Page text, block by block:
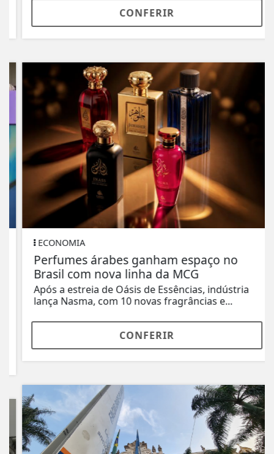
CONFERIR
ECONOMIA
Perfumes árabes ganham espaço no
Brasil com nova linha da MCG
Após a estreia de Oásis de Essências, indústria
lança Nasma, com 10 novas fragrâncias e...
CONFERIR